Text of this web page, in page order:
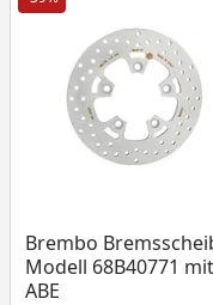
Brembo
Modell 68B40771 mit
ABE
Produkt am Lager